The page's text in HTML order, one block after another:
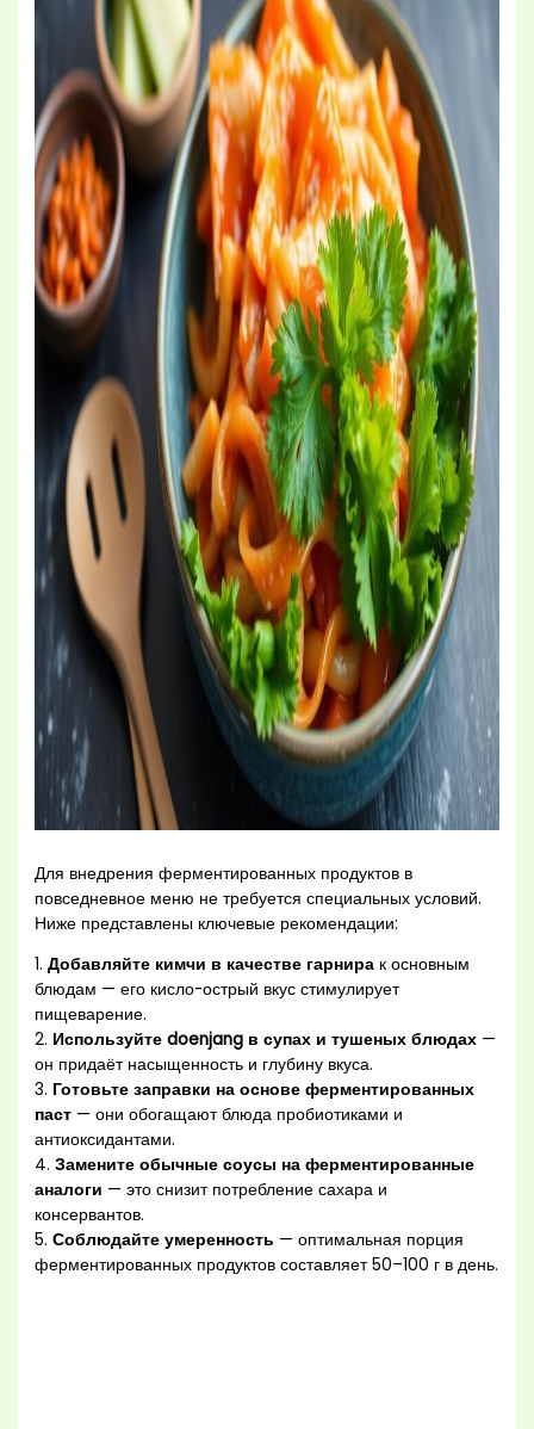
Для внедрения ферментированных продуктов в
повседневное меню не требуется специальных условий.
Ниже представлены ключевые рекомендации:
1.Добавляйте кимчи в качестве гарнира к основным
блюдам — его кисло-острый вкус стимулирует
пищеварение.
2. Используйте doenjang в супах и тушеных блюдах —
он придаёт насыщенность и глубину вкуса.
3. Готовьте заправки на основе ферментированных
паст — они обогащают блюда пробиотиками и
антиоксидантами.
4.Замените обычные соусы на ферментированные
аналоги — это снизит потребление сахара и
консервантов.
5.Соблюдайте умеренность — оптимальная порция
ферментированных продуктов составляет 50–100 г в день.